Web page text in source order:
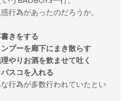
行為があったのだろうか。
きをする
プーを廊下にまき散らす
やりお酒を飲ませて吐く
スコを入れる
行為が多数行われていたとい